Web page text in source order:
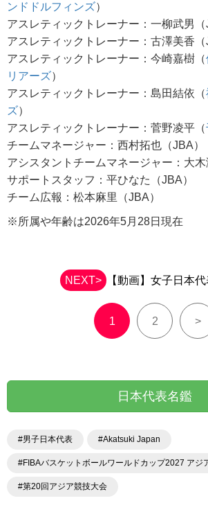
ンドドルフィンズ）
アスレティックトレーナー：一柳武男（
アスレティックトレーナー：古澤美香（
アスレティックトレーナー：今崎嘉樹（
リアーズ）
アスレティックトレーナー：島田結依（
ズ）
アスレティックトレーナー：菅野凌平（
チームマネージャー：西村拓也（JBA）
アシスタントチームマネージャー：大木
サポートスタッフ：平ひなた（JBA）
チーム広報：松本麻里（JBA）
※所属や年齢は2026年5月28日現在
NEXT> 【動画】女子日本
1 2 >
日本代表名鑑
#男子日本代表 #Akatsuki Japan
#FIBAバスケットボールワールドカップ2027 アジ
#第20回アジア競技大会